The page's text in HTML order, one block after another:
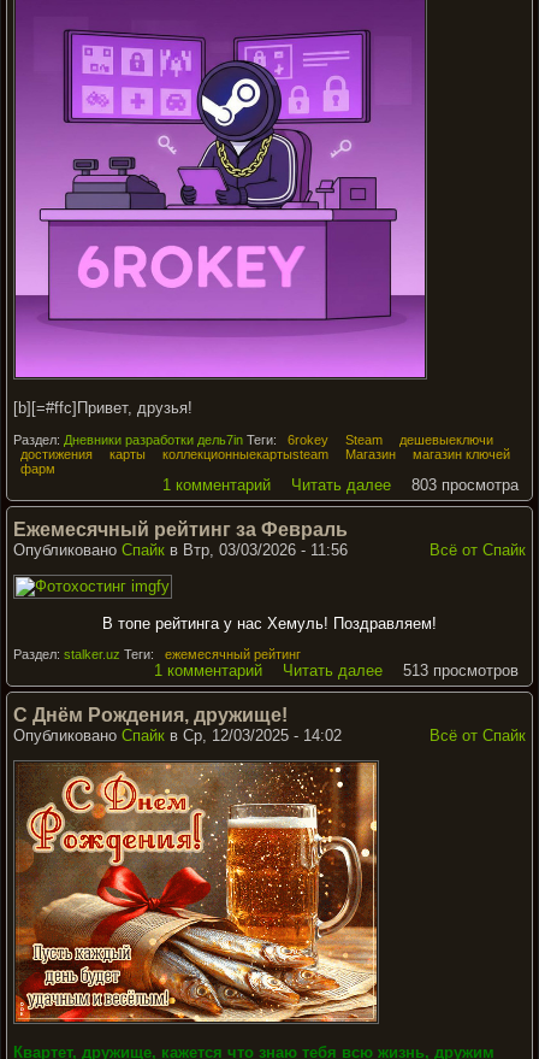
[b][=#ffc]Привет, друзья!
Раздел: Дневники разработки дель7in Теги: 6rokey Steam
дешевыеключи
достижения
карты коллекционныекартыsteam Магазин
магазин ключей
фарм
1 комментарий Читать далее 803 просмотра
Ежемесячный рейтинг за Февраль
Всё от Спайк
Опубликовано Спайк в Втр, 03/03/2026 - 11:56
В топе рейтинга у нас Хемуль! Поздравляем!
Раздел: stalker.uz Теги: ежемесячный рейтинг
1 комментарий Читать далее 513 просмотров
С Днём Рождения, дружище!
Всё от Спайк
Опубликовано Спайк в Ср, 12/03/2025 - 14:02
Квартет, дружище, кажется что знаю тебя всю жизнь, дружим